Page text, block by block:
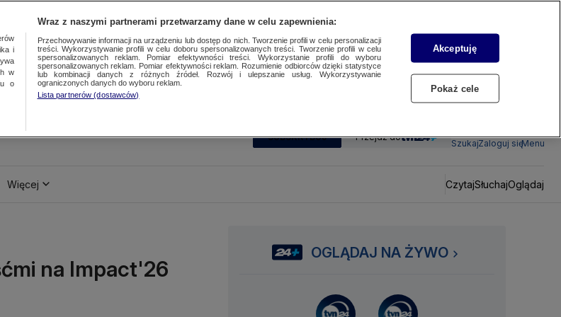
SUBSKRYBUJ Przejdź do
SzukajZaloguj sięMenu
Więcej CzytajSłuchajOglądaj
na Impact'26
OGLĄDAJ NA ŻYWO
i
w
o
Wraz z naszymi partnerami przetwarzamy dane w celu zapewnienia:
Przechowywanie informacji na urządzeniu lub dostęp do nich. Tworzenie profili w celu personalizacji
treści. Wykorzystywanie profili w celu doboru spersonalizowanych treści. Tworzenie profili w celu
spersonalizowanych reklam. Pomiar efektywności treści. Wykorzystanie profili do wyboru
spersonalizowanych reklam. Pomiar efektywności reklam. Rozumienie odbiorców dzięki statystyce
lub kombinacji danych z różnych źródeł. Rozwój i ulepszanie usług. Wykorzystywanie
ograniczonych danych do wyboru reklam.
Lista partnerów (dostawców)
Akceptuję
Pokaż cele